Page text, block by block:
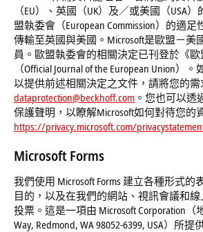
（EU）、英國（UK）及／或美國（USA
盟執委會（European Commission）的適
傳輸至英國與美國。Microsoft是歐盟－美
員。歐盟執委會的相關決定已刊登於《歐
（Official Journal of the European Union）
以提供前述相關決定之文件，請將您的需
dataprotection@beckhoff.com 。您也可以透
保護聲明，以瞭解Microsoft如何對待您的
https://privacy.microsoft.com/
Microsoft Forms
我們使用 Microsoft Forms 建立各種形式
目的，以及在我們的網站、視訊會議和
投票。這是一項由 Microsoft Corporation（
Way, Redmond, WA 98052-6399, USA）所提